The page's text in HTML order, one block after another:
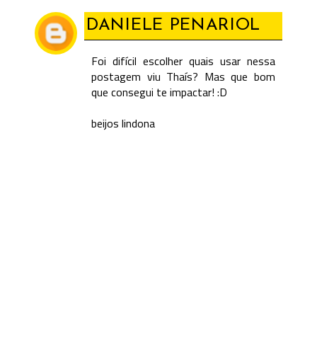
DANIELE PENARIOL
Foi difícil escolher quais usar nessa
postagem viu Thaís? Mas que bom
que consegui te impactar! :D
beijos lindona